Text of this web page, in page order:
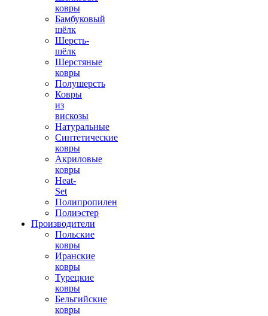
ковры
Бамбуковый
шёлк
Шерсть-
шёлк
Шерстяные
ковры
Полушерсть
Ковры
из
вискозы
Натуральные
Синтетические
ковры
Акриловые
ковры
Heat-
Set
Полипропилен
Полиэстер
Производители
Польские
ковры
Иранские
ковры
Турецкие
ковры
Бельгийские
ковры